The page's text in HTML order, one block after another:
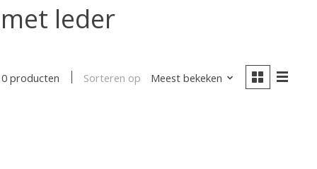
leder
0 producten Sorteren op Meest bekeken